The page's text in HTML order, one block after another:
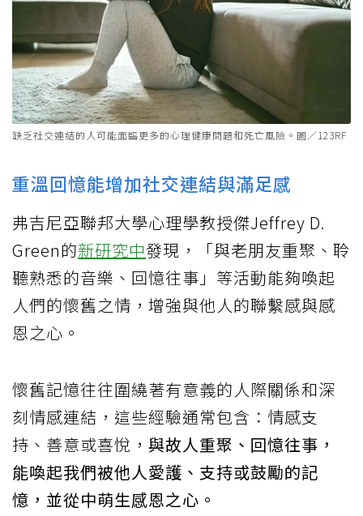
缺乏社交連結的人可能面臨更多的心理健康問題和死亡風險。圖／123RF
重溫回憶能增加社交連結與滿足感
弗吉尼亞聯邦大學心理學教授傑Jeffrey D.
Green的新研究中發現，「與老朋友重聚、聆
聽熟悉的音樂、回憶往事」等活動能夠喚起
人們的懷舊之情，增強與他人的聯繫感與感
恩之心。
懷舊記憶往往圍繞著有意義的人際關係和深
刻情感連結，這些經驗通常包含：情感支
持、善意或喜悅， 與故人重聚、回憶往事，
能喚起我們被他人愛護、支持或鼓勵的記
憶，並從中萌生感恩之心。